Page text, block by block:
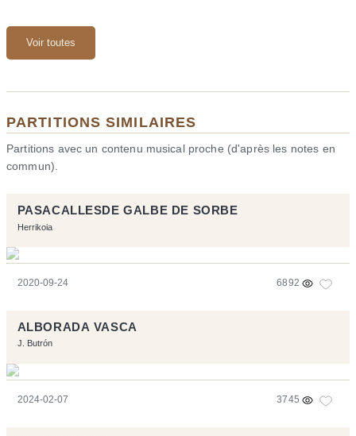
Voir toutes
PARTITIONS SIMILAIRES
Partitions avec un contenu musical proche (d'après les notes en
commun).
PASACALLESDE GALBE DE SORBE
Herrikoia
2020-09-24 6892
ALBORADA VASCA
J. Butrón
2024-02-07 3745